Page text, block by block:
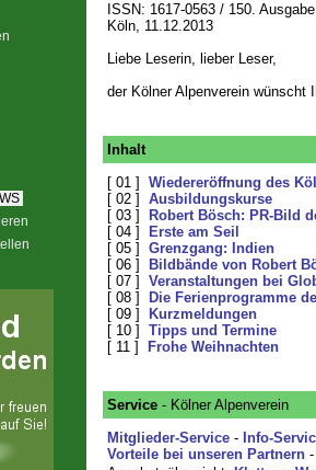
ISSN: 1617-0563 / 150.
Köln, 11.12.2013
Liebe Leserin, lieber Leser,
der Kölner Alpenverein wünscht
Inhalt
[ 01 ] Wiedereröffnung des
[ 02 ] Ausbildungskurse
[ 03 ]
Robert Bösch: PR-Bild
[ 04 ]
Erste am Seil
[ 05 ] Grenzgang: Indien
[ 06 ]
Bildbände von Robert
[ 07 ] Veranstaltungen bei
[ 08 ]
Die Ferienprogramme
[ 09 ]
Kurzmeldungen
[ 10 ] Tipps und Termine
[ 11 ]
Frohe Weihnachten
Service- Kölner Alpenverein
Mitglieder-Service- Info-
Vorteile bei unseren Partnern